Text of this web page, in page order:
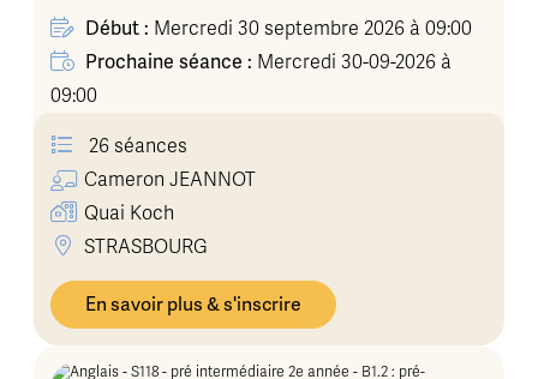
Début : Mercredi 30 septembre 2026 à 09:00
Prochaine séance : Mercredi 30-09-2026 à
09:00
26 séances
Cameron JEANNOT
Quai Koch
STRASBOURG
En savoir plus & s'inscrire